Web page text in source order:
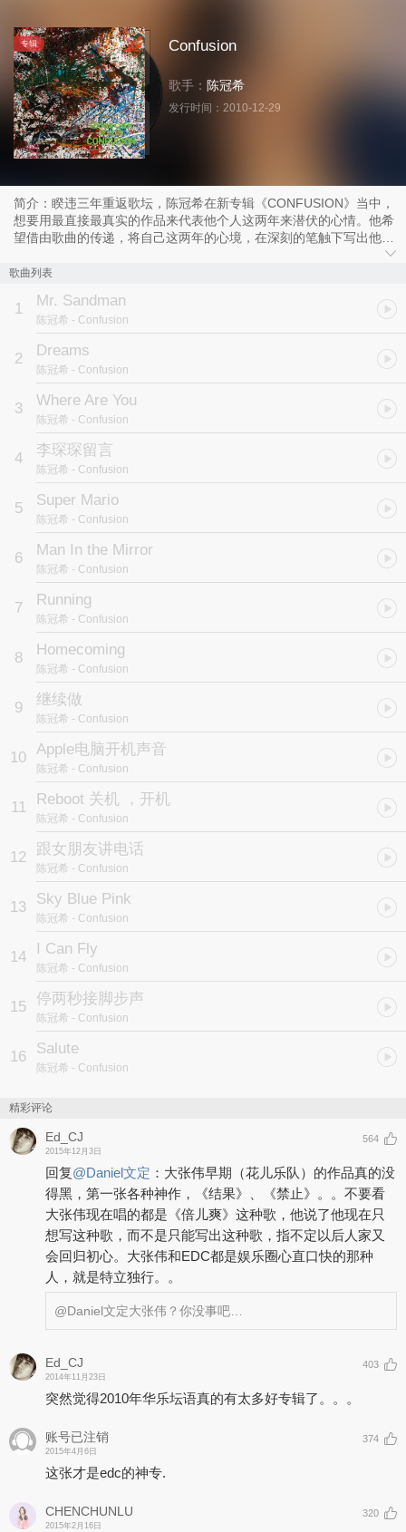
专辑 Confusion
歌手： 陈冠希
发行时间： 2010-12-29
简介：睽违三年重返歌坛，陈冠希在新专辑《CONFUSION》当中，
想要用最直接最真实的作品来代表他个人这两年来潜伏的心情。他希
望借由歌曲的传递，将自己这两年的心境，在深刻的笔触下写出他真
整张专辑定名为“CONFUSION”，很清楚的点出一直以来他被外界的
假？是与非、黑与白，自己现在到底该往哪走........这太多太多的疑
问，似乎就如同一般人一样，大家都迷失了。在这两年的心情转变当
的心路历程，专辑中每一首歌曲都如同电影一般的起承转合，你愿意
真正重新去认真了解认识他吗？从这张音乐作品中，你会重新认识一
个不一样的陈冠希。
多谢各方乐迷支持陈冠希 (Edison) 三年多以来首张全新专辑“混乱”，
《Mr. Sandman》（造梦先生）：Mr. Sandman是美国的一个古老的
传说，他会在孩子们童真心灵与眼中洒下神奇的砂砾，带给孩子们睡
眠与美梦，让孩子们相信他真的会让我们美梦成真。陈冠希用这个传
说送给每一位歌迷一个幸福的梦想!!
本专辑收录了《Dreams》（梦）、《李灿森留言》、《Where
Are You》（冠希, 你在哪里?）、《Super Mario》、《Man In the
Mirror》（镜中人）、《Running》（跑,逃）等曲目。
所有的问题跟烦恼不断的迎面而来，该选择逃跑？选择跑向前？
选择逃避开它？陈冠希为了事业，为了生活，为了自我，他选择--正
面迎击!!《I CAN FLY》（我可以）：好朋友周杰伦特别为陈冠希量
身打造的歌曲，用I CAN FLY 给予勇气让陈冠希更能勇敢飞翔!!!
《Salute》（敬礼）：专辑的结尾以这首歌感谢所有好的与不好的过
程，要对你们一一的敬礼!!“在我的生命中你们都是成就我的贵人与助
力!感恩!”
2010全新国语大碟《CONFUSION混乱》，陈冠希不再“跑，
逃”，碟内所有歌词全都是由陈冠希亲自操刀填写，台湾音乐人
MCHotDog协助他完成中文的文字叙述，充分展现了他的音乐才华。
Edison 率先以美国的古老传说《Mr. Sandman 造梦先生》给歌迷们
送上幸福的梦想，歌曲充满童真与梦想，由著名DJ NASA 制作全新
前卫时尚电音版本。周杰伦特别为 Edison 量身打造的励志歌曲《I
CAN FLY 我可以》，勇敢做自己，并特别以一曲《Salute 敬礼》向
生命中每一位的帮助他的人们致意。
歌曲列表
1 Mr. Sandman
陈冠希 - Confusion
2 Dreams
陈冠希 - Confusion
3 Where Are You
陈冠希 - Confusion
4 李琛琛留言
陈冠希 - Confusion
5 Super Mario
陈冠希 - Confusion
6 Man In the Mirror
陈冠希 - Confusion
7 Running
陈冠希 - Confusion
8 Homecoming
陈冠希 - Confusion
9 继续做
陈冠希 - Confusion
10 Apple电脑开机声音
陈冠希 - Confusion
11 Reboot 关机 ，开机
陈冠希 - Confusion
12 跟女朋友讲电话
陈冠希 - Confusion
13 Sky Blue Pink
陈冠希 - Confusion
14 I Can Fly
陈冠希 - Confusion
15 停两秒接脚步声
陈冠希 - Confusion
16 Salute
陈冠希 - Confusion
精彩评论
Ed_CJ
2015年12月3日
564
回复@Daniel文定 ： 大张伟早期（花儿乐队）的作品真的没
得黑，第一张各种神作，《结果》、《禁止》。。不要看
大张伟现在唱的都是《倍儿爽》这种歌，他说了他现在只
想写这种歌，而不是只能写出这种歌，指不定以后人家又
会回归初心。大张伟和EDC都是娱乐圈心直口快的那种
人，就是特立独行。。
@Daniel文定大张伟？你没事吧…
Ed_CJ
2014年11月23日
403
突然觉得2010年华乐坛语真的有太多好专辑了。。。
账号已注销
2015年4月6日
374
这张才是edc的神专.
CHENCHUNLU
2015年2月16日
320